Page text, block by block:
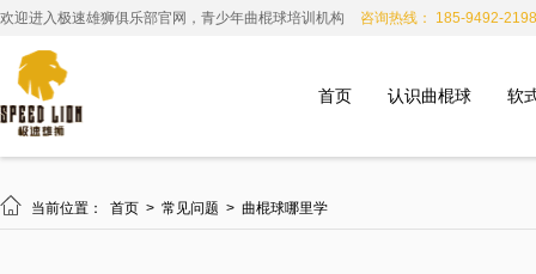
欢迎进入极速雄狮俱乐部官网，青少年曲棍球培训机构 咨询热线： 185-9492-2198
首页 认识曲棍球 软
 当前位置： 首页 > 常见问题 > 曲棍球哪里学